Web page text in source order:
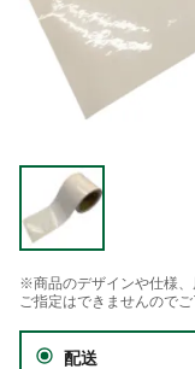
※商品のデザインや仕様、
ご指定はできませんのでご
配送